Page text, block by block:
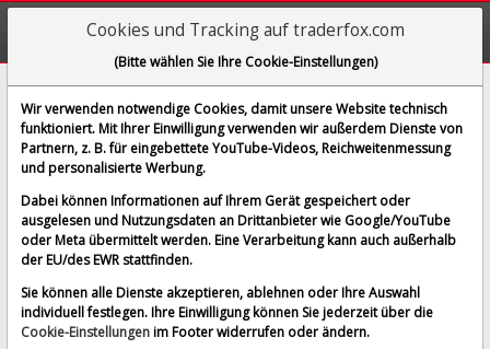
Kenvue Inc.
[J4D | WKN A3EEHU | ISIN US49177J1025]
16,585 € -2,12 %
Echtzeit-Aktienkurs vom 06.08.2026 um 17:42 Uhr
Lang & Schwarz Splitbereinigt
Cookies und Tracking auf traderfox.com
(Bitte wählen Sie Ihre Cookie-Einstellungen)
Wir verwenden notwendige Cookies, damit unsere Website technisch
funktioniert. Mit Ihrer Einwilligung verwenden wir außerdem Dienste von
Partnern, z. B. für eingebettete YouTube-Videos, Reichweitenmessung
und personalisierte Werbung.
Dabei können Informationen auf Ihrem Gerät gespeichert oder
ausgelesen und Nutzungsdaten an Drittanbieter wie Google/YouTube
oder Meta übermittelt werden. Eine Verarbeitung kann auch außerhalb
der EU/des EWR stattfinden.
Sie können alle Dienste akzeptieren, ablehnen oder Ihre Auswahl
individuell festlegen. Ihre Einwilligung können Sie jederzeit über die
Cookie-Einstellungenim Footer widerrufen oder ändern.